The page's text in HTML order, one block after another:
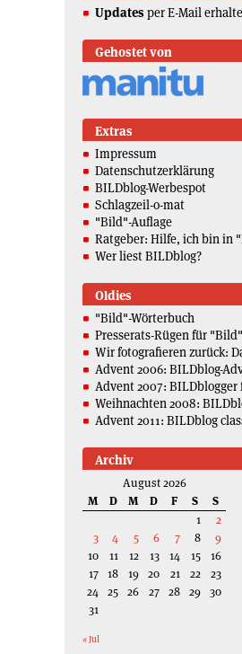
Updates per E-Mail
Gehostet von
Extras
Impressum
Datenschutzerklärung
BILDblog-Werbespot
Schlagzeil-o-mat
"Bild"-Auflage
Ratgeber: Hilfe, ich bin in
Wer liest BILDblog?
Oldies
"Bild"-Wörterbuch
Presserats-Rügen für "Bild"
Wir fotografieren zurück:
Advent 2006: BILDblog-
Advent 2007: BILDblogger
Weihnachten 2008:
Advent 2011: BILDblog
Archiv
August 2026
M
D M D F S
S
1
2
3
4 5 6 7 8
9
10
11 12 13 14 15
16
17 18 19 20 21 22
23
24 25 26 27 28 29 30
31
« Jul